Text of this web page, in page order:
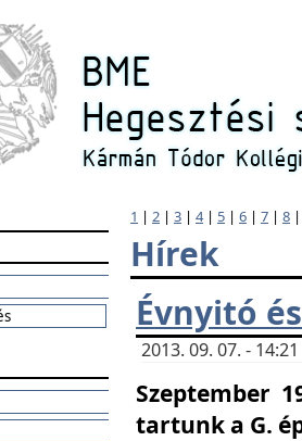
1 | 2 | 3 | 4| 5 | 6 | 7 | 8
Hírek
Évnyitó
2013. 09. 07. -
Szeptember
tartunk a G.